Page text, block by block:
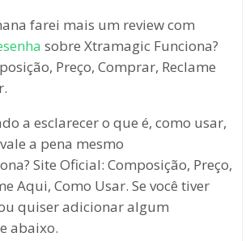
farei mais um review com
sobre Xtramagic Funciona?
Preço, Comprar, Reclame
a esclarecer o que é, como usar,
a pena mesmo
Site Oficial: Composição, Preço,
Aqui, Como Usar. Se você tiver
quiser adicionar algum
abaixo.